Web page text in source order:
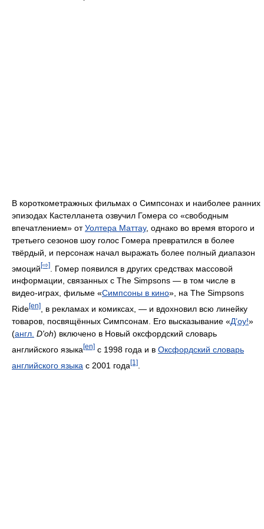
В короткометражных фильмах о Симпсонах и наиболее ранних
эпизодах Кастелланета озвучил Гомера со «свободным
впечатлением» отУолтера Маттау, однако во время второго и
третьего сезонов шоу голос Гомера превратился в более
твёрдый, и персонаж начал выражать более полный диапазон
эмоций [⇨]
. Гомер появился в других средствах массовой
информации, связанных с The Simpsons — в том числе в
видео-играх, фильме «Симпсоны в кино», на The Simpsons
Ride[en]
, в рекламах и комиксах, — и вдохновил всю линейку
товаров, посвящённых Симпсонам. Его высказывание «Д’оу!»
(англ. D'oh) включено в Новый оксфордский словарь
английского языка[en] с 1998 года и в Оксфордский словарь
английского языка с 2001 года[1]